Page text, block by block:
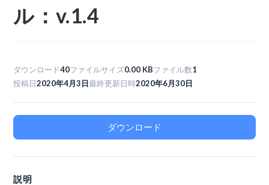
ル：v.1.4
ダウンロード40ファイルサイズ0.00 KBファイル数1
投稿日2020年4月3日最終更新日時2020年6月30日
ダウンロード
説明